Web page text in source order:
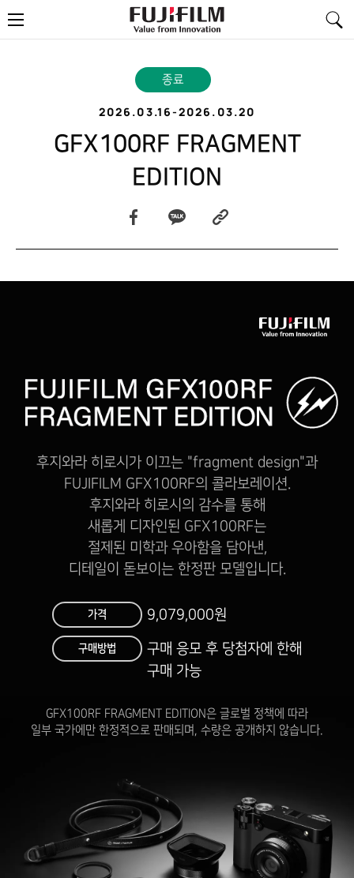
메
뉴
종료
2026.03.16-2026.03.20
GFX100RF FRAGMENT
EDITION
후지와라 히로시가 이끄는 "fragment design"과
FUJIFILM GFX100RF의 콜라보레이션.
후지와라 히로시의 감수를 통해
새롭게 디자인된 GFX100RF는
절제된 미학과 우아함을 담아낸,
디테일이 돋보이는 한정판 모델입니다.
가격 9,079,000원
구매방법
구매 응모 후 당첨자에 한해
구매 가능
GFX100RF FRAGMENT EDITION은 글로벌 정책에 따라
일부 국가에만 한정적으로 판매되며, 수량은 공개하지 않습니다.